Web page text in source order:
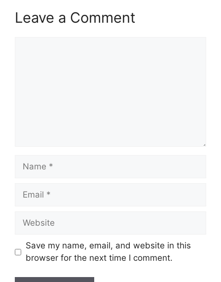
Leave a Comment
Name
Email
Website
Save my name, email, and website in this
browser for the next time I comment.